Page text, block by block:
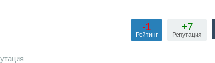
+7
Репутация
-1
Рейтинг